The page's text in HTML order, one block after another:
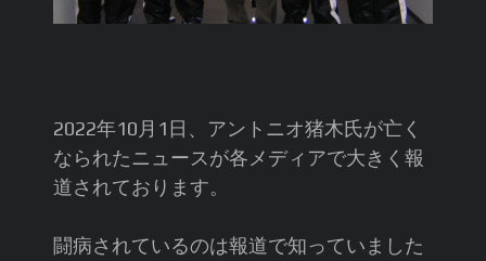
2022年10月1日、アントニオ猪木氏が亡く
なられたニュースが各メディアで大きく報
道されております。
闘病されているのは報道で知っていました